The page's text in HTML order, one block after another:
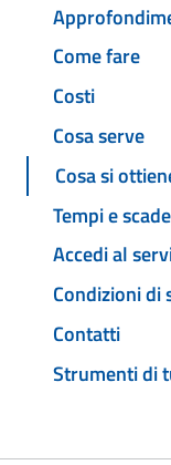
Come fare
Costi
Cosa serve
Cosa si
Tempi e
Accedi al
Condizioni di
Contatti
Strumenti di